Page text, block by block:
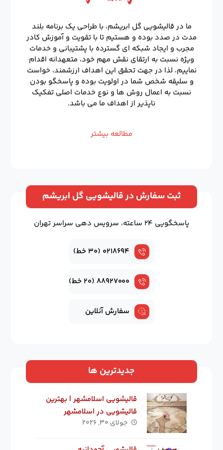
ما در قالیشویی گل ابریشم، با طراحی یک برنامه بلند
مدت در صدد بوده و هستیم تا با تقویت و آموزش کادر
مجرب و ایجاد شبکه ای گسترده با پشتیبانی و خدمات
ویژه نسبت به ارتقای نقش مهم خود، متعهدانه اقدام
نماییم، لذا در جهت تحقق این اهداف ارزشمند، خواست
و سلیقه شخص شما در اولویت بوده و پاسخگو بودن
نسبت به اعمال روش ها و نوع خدمات اصلی تفکیک
ناپذیر از اهداف ما می باشد.
مطالعه بیشتر
ثبت سفارش در قالیشویی گل ابریشم
پاسخگویی ۲۴ ساعته، سرویس دهی سراسر تهران
۰۲۱۸۶۹۴ (۳۰ خط)
۸۸۹۲۷۰۰۰ (۲۰ خط)
سفارش آنلاین
جدیدترین ها
قالیشویی اسلامشهر | بهترین
قالیشویی در اسلامشهر
جولای ۳۰, ۲۰۲۶